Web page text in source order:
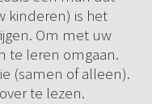
kinderen) is het
Om met uw
te leren omgaan.
(samen of alleen).
te lezen.